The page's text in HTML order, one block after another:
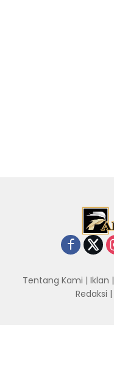
Tentang Kami | Iklan |
Redaksi |